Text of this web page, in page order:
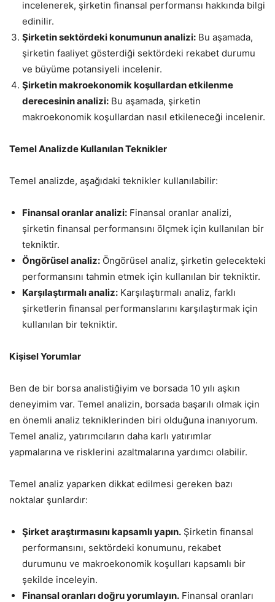
incelenerek, şirketin finansal performansı hakkında bilgi
edinilir.
Şirketin sektördeki konumunun analizi: Bu aşamada,
şirketin faaliyet gösterdiği sektördeki rekabet durumu
ve büyüme potansiyeli incelenir.
Şirketin makroekonomik koşullardan etkilenme
derecesinin analizi: Bu aşamada, şirketin
makroekonomik koşullardan nasıl etkileneceği incelenir.
Temel Analizde Kullanılan Teknikler
Temel analizde, aşağıdaki teknikler kullanılabilir:
Finansal oranlar analizi: Finansal oranlar analizi,
şirketin finansal performansını ölçmek için kullanılan bir
tekniktir.
Öngörüsel analiz: Öngörüsel analiz, şirketin gelecekteki
performansını tahmin etmek için kullanılan bir tekniktir.
Karşılaştırmalı analiz: Karşılaştırmalı analiz, farklı
şirketlerin finansal performanslarını karşılaştırmak için
kullanılan bir tekniktir.
Kişisel Yorumlar
Ben de bir borsa analistiğiyim ve borsada 10 yılı aşkın
deneyimim var. Temel analizin, borsada başarılı olmak için
en önemli analiz tekniklerinden biri olduğuna inanıyorum.
Temel analiz, yatırımcıların daha karlı yatırımlar
yapmalarına ve risklerini azaltmalarına yardımcı olabilir.
Temel analiz yaparken dikkat edilmesi gereken bazı
noktalar şunlardır:
Şirket araştırmasını kapsamlı yapın. Şirketin finansal
performansını, sektördeki konumunu, rekabet
durumunu ve makroekonomik koşulları kapsamlı bir
şekilde inceleyin.
Finansal oranları doğru yorumlayın. Finansal oranları